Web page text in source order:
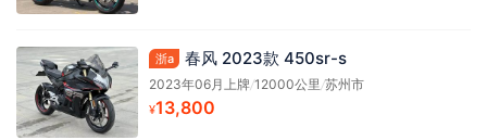
浙a 春风 2023款 450sr-s
2023年06月上牌/12000公里/苏州市
¥13,800